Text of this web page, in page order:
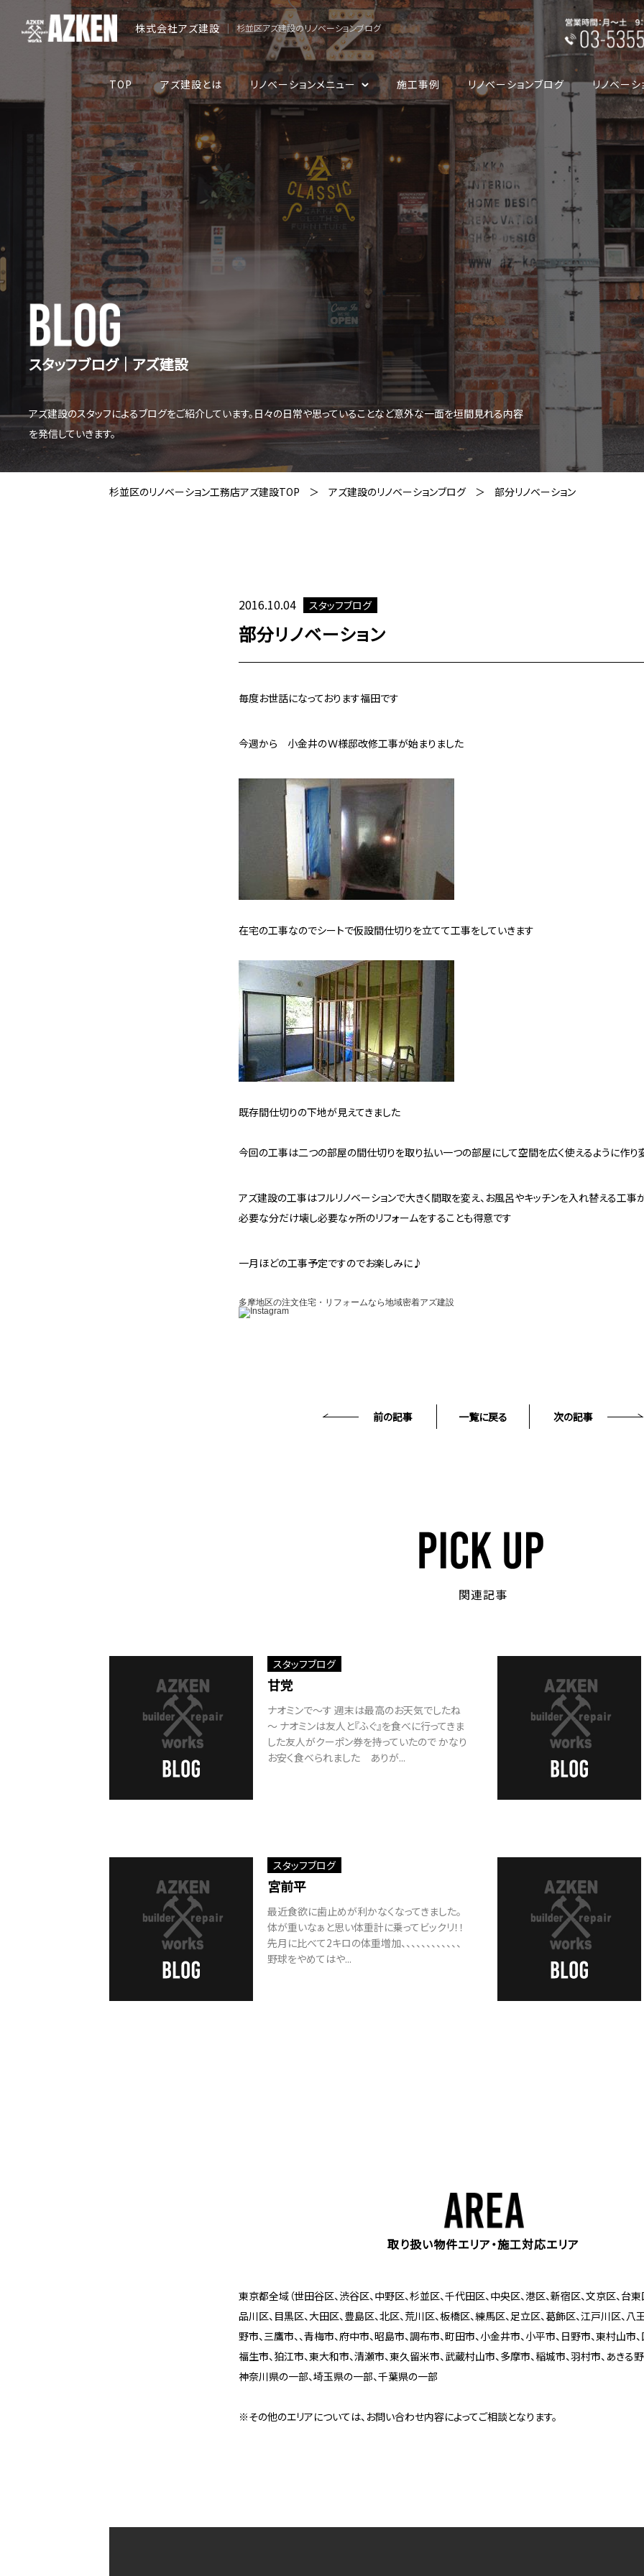
株式会社アズ建設 | 杉並区アズ建設のリノベーションブログ
TOP アズ建設とは リノベーションメニュー 施工事例 リノベーションブログ リノベー
スタッフブログ│アズ建設
アズ建設のスタッフによるブログをご紹介しています。日々の日常や思っていることなど意外な一面を垣間見れる内容
を発信していきます。
杉並区のリノベーション工務店アズ建設TOP アズ建設のリノベーションブログ 部分リノベーション
2016.10.04 スタッフブログ
部分リノベーション
毎度お世話になっております福田です
今週から 小金井のＷ様邸改修工事が始まりました
在宅の工事なのでシートで仮設間仕切りを立てて工事をしていきます
既存間仕切りの下地が見えてきました
今回の工事は二つの部屋の間仕切りを取り払い一つの部屋にして空間を広く使えるように作り
アズ建設の工事はフルリノベーションで大きく間取を変え、お風呂やキッチンを入れ替える工事
必要な分だけ壊し必要なヶ所のリフォームをすることも得意です
一月ほどの工事予定ですのでお楽しみに♪
多摩地区の注文住宅・リフォームなら地域密着アズ建設
前の記事 一覧に戻る 次の記事
関連記事
スタッフブログ
甘党
ナオミンで～す 週末は最高のお天気でしたね
～ ナオミンは友人と『ふぐ』を食べに行ってきま
した友人がクーポン券を持っていたので かなり
お安く食べられました ありが...
スタッフブログ
宮前平
最近食欲に歯止めが利かなくなってきました。
体が重いなぁと思い体重計に乗ってビックリ！！
先月に比べて2キロの体重増加、、、、、、、、、、、、
野球をやめてはや...
取り扱い物件エリア・施工対応エリア
東京都全域（世田谷区、渋谷区、中野区、杉並区、千代田区、中央区、港区、新宿区、文京区、台東
品川区、目黒区、大田区、豊島区、北区、荒川区、板橋区、練馬区、足立区、葛飾区、江戸川区、八
野市、三鷹市、、青梅市、府中市、昭島市、調布市、町田市、小金井市、小平市、日野市、東村山市
福生市、狛江市、東大和市、清瀬市、東久留米市、武蔵村山市、多摩市、稲城市、羽村市、あきる野
神奈川県の一部、埼玉県の一部、千葉県の一部
※その他のエリアについては、お問い合わせ内容によってご相談となります。